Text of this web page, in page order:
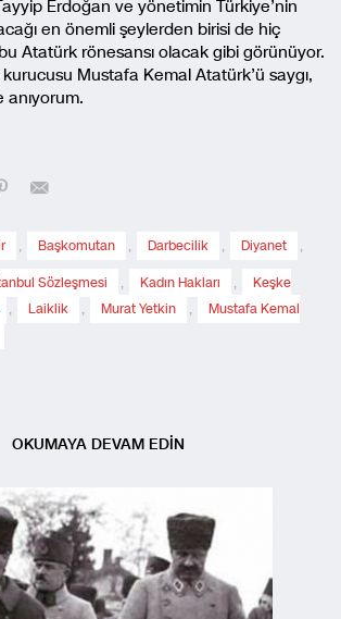
Erdoğan ve yönetimin Türkiye’nin
en önemli şeylerden birisi de hiç
Atatürk rönesansı olacak gibi görünüyor.
Mustafa Kemal Atatürk’ü saygı,
, Başkomutan , Darbecilik , Diyanet ,
Sözleşmesi , Kadın Hakları ,
Keşke
, Laiklik , Murat Yetkin ,
Mustafa Kemal
OKUMAYA DEVAM EDİN